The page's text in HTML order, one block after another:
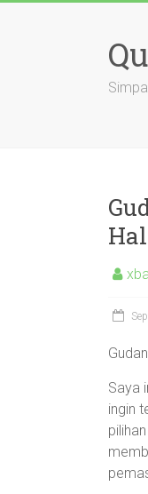
Saya
ingin